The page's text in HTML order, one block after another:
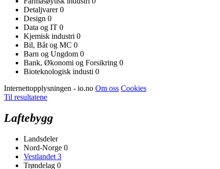
Detaljvarer0
Design 0
Data og IT 0
Kjemisk industri 0
Bil, Båt og MC 0
Barn og Ungdom 0
Bank, Økonomi og Forsikring 0
Bioteknologisk industi 0
Internettopplysningen - io.no Om oss Cookies
Til resultatene
Laftebygg
Landsdeler
Nord-Norge 0
Vestlandet 3
Trøndelag 0